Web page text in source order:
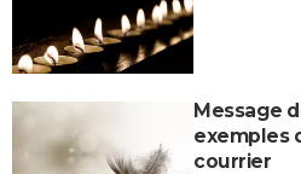
Message
exemples
courrier